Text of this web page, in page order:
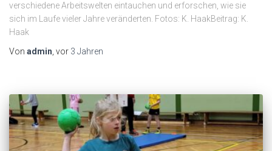
verschiedene Arbeitswelten eintauchen und erforschen, wie sie
sich im Laufe vieler Jahre veränderten. Fotos: K. HaakBeitrag: K.
Haak
Von admin, vor 3 Jahren